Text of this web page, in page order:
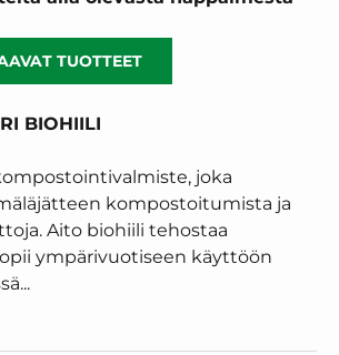
TUOTTEET
BIOHIILI
joka
kompostoitumista ja
Aito biohiili tehostaa
ympärivuotiseen käyttöön